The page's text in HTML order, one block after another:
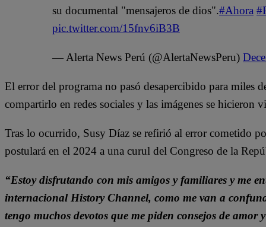
su documental "mensajeros de dios".#Ahora
pic.twitter.com/15fnv6iB3B
— Alerta News Perú (@AlertaNewsPeru)
El error del programa no pasó desapercibido para miles
compartirlo en redes sociales y las imágenes se hicieron
Tras lo ocurrido, Susy Díaz se refirió al error cometido
postulará en el 2024 a una curul del Congreso de la
“Estoy disfrutando con mis amigos y familiares y me
internacional History Channel, como me van a
tengo muchos devotos que me piden consejos de